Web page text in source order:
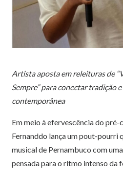
Artista aposta em releituras de
Sempre” para conectar tradição
contemporânea
Em meio à efervescência do pré-
Fernanddo lança um pout-pourri
musical de Pernambuco com
pensada para o ritmo intenso da